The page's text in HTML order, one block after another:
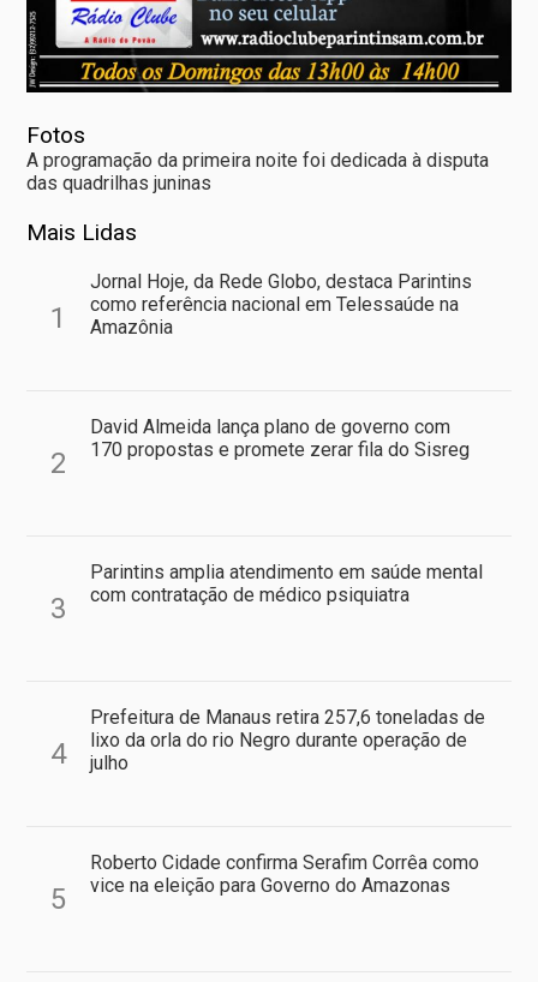
Fotos
A programação da primeira noite foi dedicada à disputa
das quadrilhas juninas
Mais Lidas
1
Jornal Hoje, da Rede Globo, destaca Parintins
como referência nacional em Telessaúde na
Amazônia
2
David Almeida lança plano de governo com
170 propostas e promete zerar fila do Sisreg
3
Parintins amplia atendimento em saúde mental
com contratação de médico psiquiatra
4
Prefeitura de Manaus retira 257,6 toneladas de
lixo da orla do rio Negro durante operação de
julho
5
Roberto Cidade confirma Serafim Corrêa como
vice na eleição para Governo do Amazonas